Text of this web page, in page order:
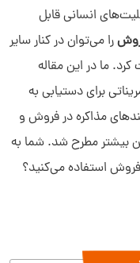
انسانی قابل
را می‌توان در کنار سایر
ما در این مقاله
برای دستیابی به
مذاکره در فروش و
بیشتر مطرح شد. شما به
استفاده می‌کنید؟